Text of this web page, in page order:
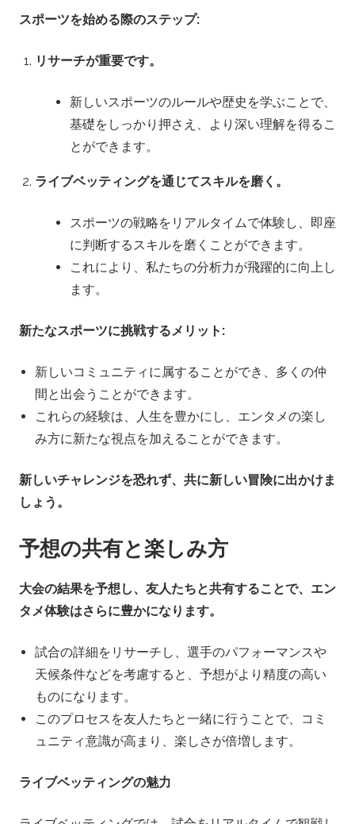
スポーツを始める際のステップ:
リサーチが重要です。
新しいスポーツのルールや歴史を学ぶことで、
基礎をしっかり押さえ、より深い理解を得るこ
とができます。
ライブベッティングを通じてスキルを磨く。
スポーツの戦略をリアルタイムで体験し、即座
に判断するスキルを磨くことができます。
これにより、私たちの分析力が飛躍的に向上し
ます。
新たなスポーツに挑戦するメリット:
新しいコミュニティに属することができ、多くの仲
間と出会うことができます。
これらの経験は、人生を豊かにし、エンタメの楽し
み方に新たな視点を加えることができます。
新しいチャレンジを恐れず、共に新しい冒険に出かけま
しょう。
予想の共有と楽しみ方
大会の結果を予想し、友人たちと共有することで、エン
タメ体験はさらに豊かになります。
試合の詳細をリサーチし、選手のパフォーマンスや
天候条件などを考慮すると、予想がより精度の高い
ものになります。
このプロセスを友人たちと一緒に行うことで、コミ
ュニティ意識が高まり、楽しさが倍増します。
ライブベッティングの魅力